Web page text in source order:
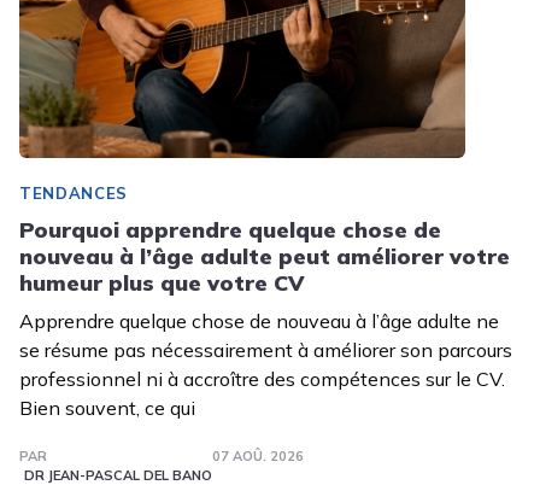
TENDANCES
Pourquoi apprendre quelque chose de
nouveau à l’âge adulte peut améliorer votre
humeur plus que votre CV
Apprendre quelque chose de nouveau à l’âge adulte ne
se résume pas nécessairement à améliorer son parcours
professionnel ni à accroître des compétences sur le CV.
Bien souvent, ce qui
PAR
DR JEAN-PASCAL DEL BANO
07 AOÛ. 2026